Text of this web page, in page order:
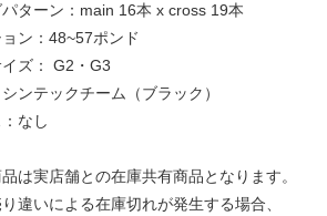
ターン：main 16本 x cross 19本
ン：48~57ポンド
ズ： G2・G3
ンテックチーム（ブラック）
なし
は実店舗との在庫共有商品となります。
違いによる在庫切れが発生する場合、